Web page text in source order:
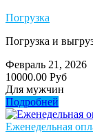
Погрузка
Погрузка и
Февраль 21, 2026
10000.00 Руб
Для мужчин
Подробней
Еженедельная